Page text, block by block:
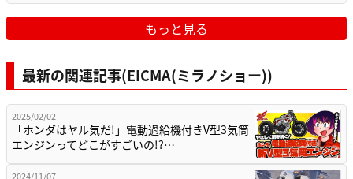
もっと見る
最新の関連記事(EICMA(ミラノショー))
2025/02/02
「ホンダはヤル気だ!」電動過給機付きV型3気筒
エンジンってどこがすごいの!?…
2024/11/07